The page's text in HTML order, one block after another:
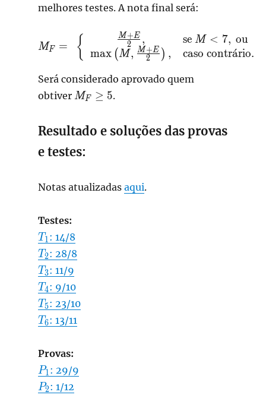
melhores testes. A nota final será:
M_F= \left\{
MF = { 2
M +E ,
max (M, 2
M +E ) ,
se M < 7, ou
caso contra
ˊrio.
Será considerado aprovado quem
obtiver M_F\ge
MF ≥ 5.
Resultado e soluções das provas
e testes:
Notas atualizadas aqui.
Testes:
T_1
T1: 14/8
T_2
T2: 28/8
T_3
T3: 11/9
T_4
T4: 9/10
T_5
T5: 23/10
T_6
T6: 13/11
Provas:
P_1
P1: 29/9
P_2
P2: 1/12